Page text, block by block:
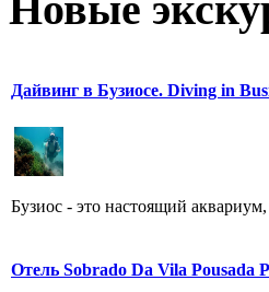
Дайвинг в Бузиосе. Diving in
Бузиос - это настоящий
Отель Sobrado Da Vila Pousada